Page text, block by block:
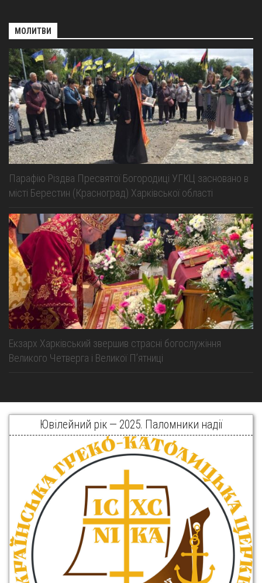
МОЛИТВИ
Парафію Різдва Пресвятої Богородиці УГКЦ засновано в
місті Берестин (Красноград) Харківської області
Екзарх Харківський звершив страсні богослужіння
Великого Четверга і Великої Пʼятниці
Ювілейний рік — 2025. Паломники надії